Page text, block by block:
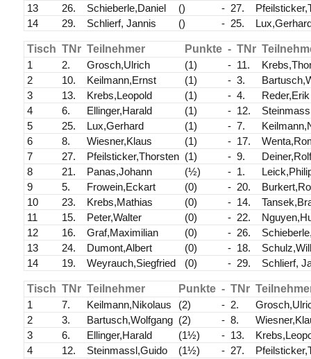
13
26. Schieberle,Daniel () - 27.
14
29. Schlierf, Jannis () - 25.
Tisch TNr Teilnehmer Punkte - TNr
1
2. Grosch,Ulrich (1) - 11.
2
10. Keilmann,Ernst (1) - 3.
3
13. Krebs,Leopold (1) - 4.
Reder,Erik
4
6. Ellinger,Harald (1) - 12.
5
25. Lux,Gerhard (1) - 7.
6
8. Wiesner,Klaus (1) - 17.
7
27. Pfeilsticker,Thorsten (1) - 9.
8
21. Panas,Johann (½) - 1.
9
5. Frowein,Eckart (0) - 20.
10
23. Krebs,Mathias (0) - 14.
11
15. Peter,Walter (0) - 22.
12
16. Graf,Maximilian (0) - 26.
13
24. Dumont,Albert (0) - 18.
14
19. Weyrauch,Siegfried (0) - 29. Schlierf,
Tisch TNr Teilnehmer Punkte - TNr
1
7. Keilmann,Nikolaus (2) - 2.
2
3. Bartusch,Wolfgang (2) - 8.
3
6. Ellinger,Harald (1½) - 13.
4
12. Steinmassl,Guido (1½) - 27.